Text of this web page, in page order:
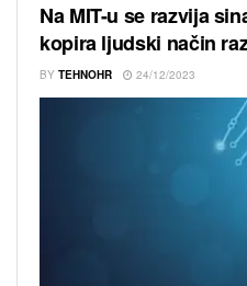
Na MIT-u se razvija
kopira ljudski način
BY TEHNOHR 24/12/2023